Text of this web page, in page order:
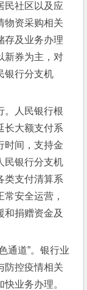
民社区以及应
物资采购相关
存及业务办理
新券为主，对
银行分支机
人民银行根
长大额支付系
时间，支持金
民银行分支机
类支付清算系
安全运营，
和捐赠资金及
道”。银行业
防控疫情相关
业务办理。